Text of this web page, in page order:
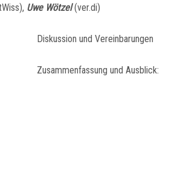
Uwe Wötzel(ver.di)
und Vereinbarungen
und Ausblick: